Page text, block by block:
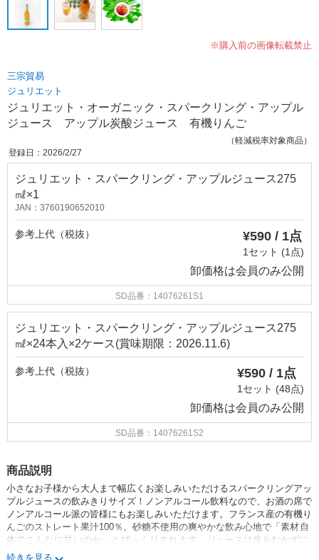
※購入前の画像転載禁止
三宗貿易
ジュリエット
ジュリエット・オーガニック・スパークリング・アップル
ジュース アップル炭酸ジュース 有機りんご
（軽減税率対象商品）
登録日：2026/2/27
ジュリエット・スパークリング・アップルジュース275
㎖×1
JAN：3760190652010
参考上代（税抜） ¥590 / 1点
1セット (1点)
卸価格は会員のみ公開
SD品番：14076261S1
ジュリエット・スパークリング・アップルジュース275
㎖×24本入×2ケース(賞味期限：2026.11.6)
参考上代（税抜） ¥590 / 1点
1セット (48点)
卸価格は会員のみ公開
SD品番：14076261S2
商品説明
小さなお子様から大人まで幅広くお楽しみいただけるスパークリングアッ
プルジュースの飲みきりサイズ！ノンアルコール飲料なので、お酒の席で
ノンアルコール派の皆様にもお楽しみいただけます。フランス産の有機り
んごのストレート果汁100％。砂糖不使用の爽やかな飲み心地で「 素材自
体でこんなに甘いのか
とびっくりされます。
ジュースは皮をむかずに
搾汁しており、ビタミンCなどの保存料や酸味料も使用していません。パ
続きを見る